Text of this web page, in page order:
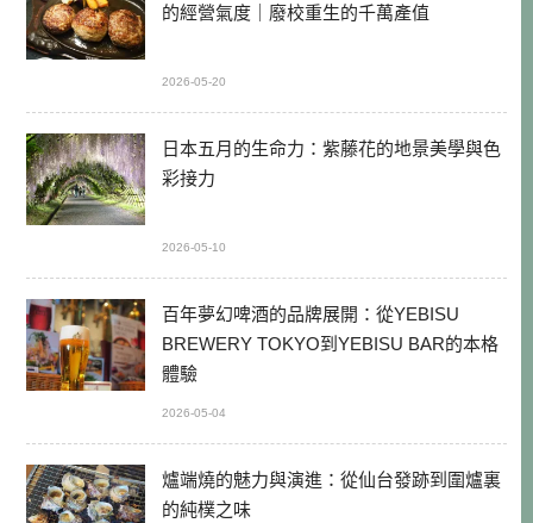
的經營氣度｜廢校重生的千萬產值
2026-05-20
日本五月的生命力：紫藤花的地景美學與色
彩接力
2026-05-10
百年夢幻啤酒的品牌展開：從YEBISU
BREWERY TOKYO到YEBISU BAR的本格
體驗
2026-05-04
爐端燒的魅力與演進：從仙台發跡到圍爐裏
的純樸之味